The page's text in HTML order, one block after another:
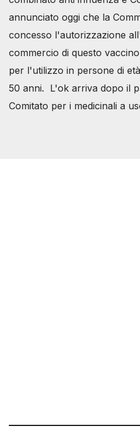
annunciato oggi che la
concesso l'autorizzazione
commercio di questo
per l'utilizzo in persone di
50 anni. L'ok arriva dopo il
Comitato per i medicinali a